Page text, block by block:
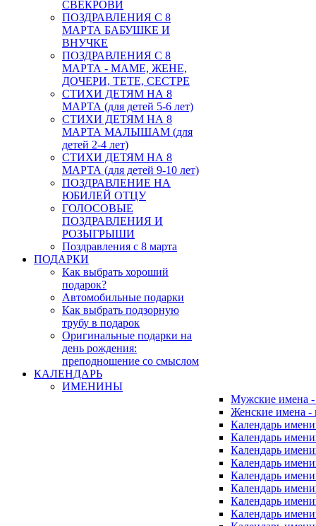
СВЕКРОВИ
ПОЗДРАВЛЕНИЯ С 8
МАРТА БАБУШКЕ И
ВНУЧКЕ
ПОЗДРАВЛЕНИЯ С 8
МАРТА - МАМЕ, ЖЕНЕ,
ДОЧЕРИ, ТЕТЕ, СЕСТРЕ
СТИХИ ДЕТЯМ НА 8
МАРТА (для детей 5-6 лет)
СТИХИ ДЕТЯМ НА 8
МАРТА МАЛЫШАМ (для
детей 2-4 лет)
СТИХИ ДЕТЯМ НА 8
МАРТА (для детей 9-10 лет)
ПОЗДРАВЛЕНИЕ НА
ЮБИЛЕЙ ОТЦУ
ГОЛОСОВЫЕ
ПОЗДРАВЛЕНИЯ И
РОЗЫГРЫШИ
Поздравления с 8 марта
ПОДАРКИ
Как выбрать хороший
подарок?
Автомобильные подарки
Как выбрать подзорную
трубу в подарок
Оригинальные подарки на
день рождения:
преподношение со смыслом
КАЛЕНДАРЬ
ИМЕНИНЫ
Мужские имена
Женские имена
Календарь
Календарь
Календарь
Календарь
Календарь
Календарь
Календарь
Календарь